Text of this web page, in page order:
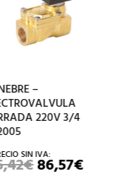
–
220V 3/4
€EL
86,57€EL